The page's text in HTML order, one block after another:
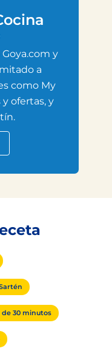
Goya.com y
a
como My
ofertas, y
de 30 minutos